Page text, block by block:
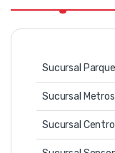
Sucursal
Sucursal
Sucursal Centro